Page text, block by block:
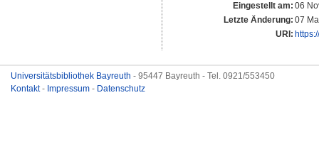
Eingestellt am: 06
Letzte Änderung: 07
URI:
Universitätsbibliothek Bayreuth - 95447 Bayreuth - Tel. 0921/553450
Kontakt- Impressum - Datenschutz